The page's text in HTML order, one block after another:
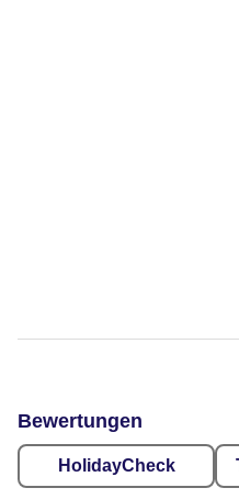
Bewertungen
HolidayCheck